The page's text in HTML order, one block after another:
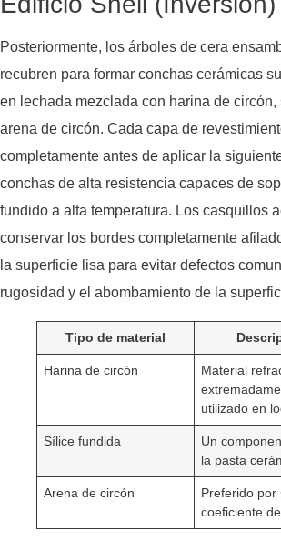
Posteriormente, los árboles de cera
recubren para formar conchas cerámicas
en lechada mezclada con harina de
arena de circón. Cada capa de
completamente antes de aplicar la
conchas de alta resistencia capaces de
fundido a alta temperatura. Los casquillos
conservar los bordes completamente
la superficie lisa para evitar defectos
rugosidad y el abombamiento de la
Tipo de material
Harina de circón
Material
utilizado en
Sílice fundida
Un
la pasta
Arena de circón
Preferido por
coeficiente